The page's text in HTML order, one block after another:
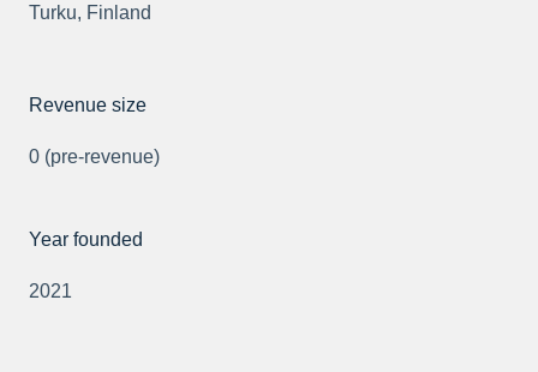
Turku, Finland
Revenue size
0 (pre-revenue)
Year founded
2021